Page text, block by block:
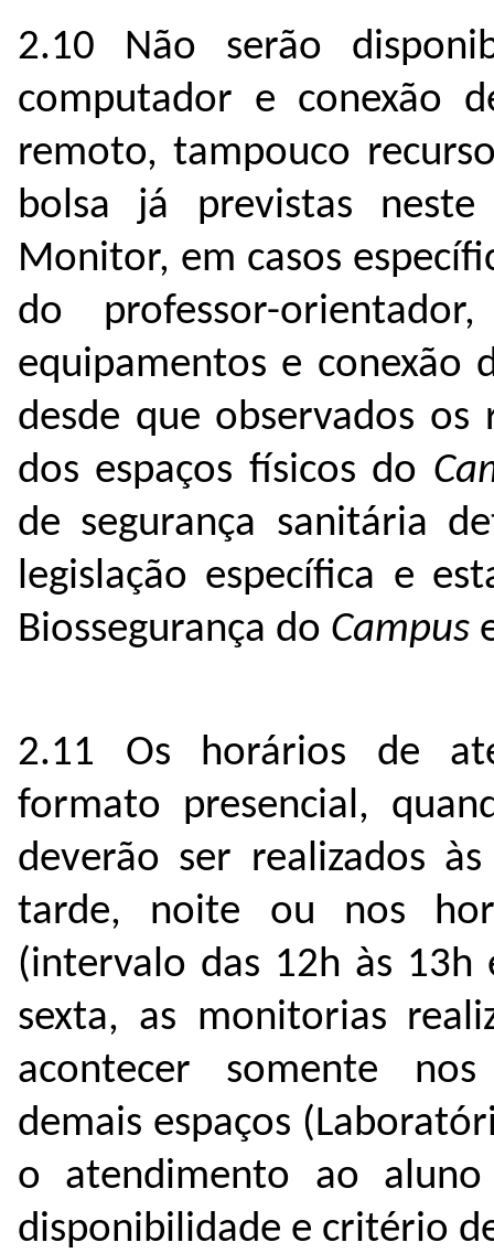
2.10 Não serão
computador e conexão
remoto, tampouco
bolsa já previstas
Monitor, em casos
do professor-
equipamentos e conexão
desde que observados os
dos espaços físicos do
de segurança sanitária
legislação específica e
Biossegurança do Campus
2.11 Os horários de
formato presencial,
deverão ser realizados
tarde, noite ou nos
(intervalo das 12h às 13h
sexta, as monitorias
acontecer somente
demais espaços
o atendimento ao
disponibilidade e critério